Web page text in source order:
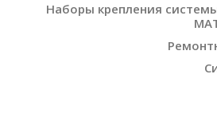
Наборы крепления системы